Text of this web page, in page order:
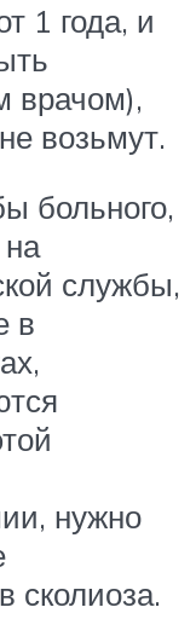
1 года, и
врачом),
возьмут.
больного,
службы,
в
нужно
сколиоза.